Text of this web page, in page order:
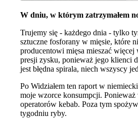
W dniu, w którym zatrzymałem
Trujemy się - każdego dnia - tylko
sztuczne fosforany w mięsie, które
producentowi mięsa mieszać więcej
presji zysku, ponieważ jego klienci
jest błędna spirala, niech wszyscy
Po Widziałem ten raport w
moje wzorce konsumpcji. Ponieważ
operatorów kebab. Poza tym
tygodniu ryby.